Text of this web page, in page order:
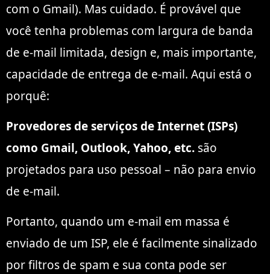
com o Gmail). Mas cuidado. É provável que
você tenha problemas com largura de banda
de e-mail limitada, design e, mais importante,
capacidade de entrega de e-mail. Aqui está o
porquê:
Provedores de serviços de Internet (ISPs)
como Gmail, Outlook, Yahoo, etc. são
projetados para uso pessoal – não para envio
de e-mail.
Portanto, quando um e-mail em massa é
enviado de um ISP, ele é facilmente sinalizado
por filtros de spam e sua conta pode ser